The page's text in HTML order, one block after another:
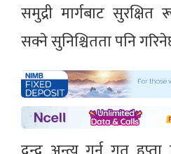
समुद्री मार्गबाट
सक्ने सुनिश्चितता पनि